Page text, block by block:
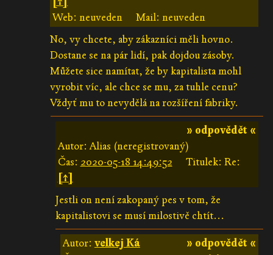
Web: neuveden
Mail: neuveden
No, vy chcete, aby zákazníci měli hovno.
Dostane se na pár lidí, pak dojdou zásoby.
Můžete sice namítat, že by kapitalista mohl
vyrobit víc, ale chce se mu, za tuhle cenu?
Vždyť mu to nevydělá na rozšíření fabriky.
» odpovědět «
Autor: Alias (neregistrovaný)
Čas: 2020-05-18 14:49:52
Titulek: Re:
[↑]
Jestli on není zakopaný pes v tom, že
kapitalistovi se musí milostivě chtít...
» odpovědět «
Autor: velkej Ká